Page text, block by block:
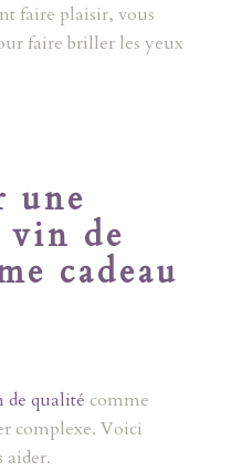
faire plaisir, vous
faire briller les yeux
une
de
cadeau
de qualité comme
complexe. Voici
aider.